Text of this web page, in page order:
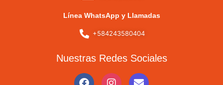
Línea WhatsApp y Llamadas
+584243580404
Nuestras Redes Sociales